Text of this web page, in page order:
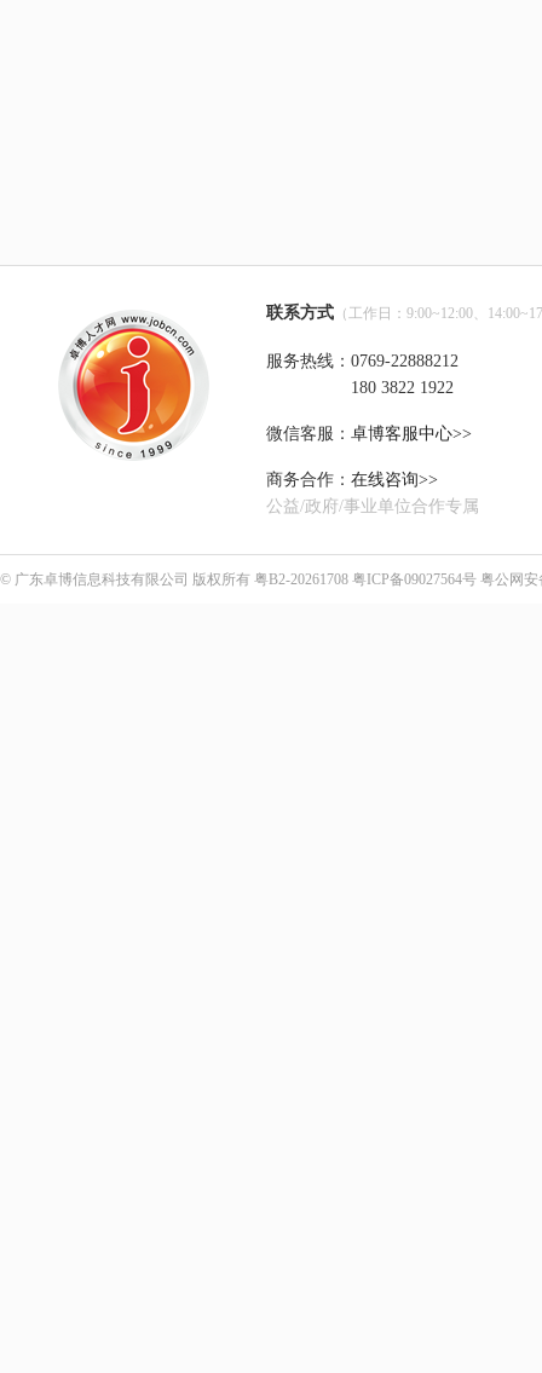
联系方式 （工作日：9:00~12:00、
服务热线：0769-22888212
180 3822 1922
微信客服： 卓博客服中心>>
商务合作： 在线咨询>>
公益/政府/事业单位合作专属
© 广东卓博信息科技有限公司 版权所有 粤B2-20261708 粤ICP备09027564号 粤公网安